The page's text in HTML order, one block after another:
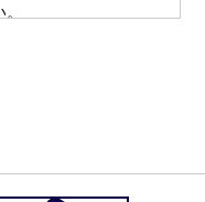
ん。 お客様と直接や